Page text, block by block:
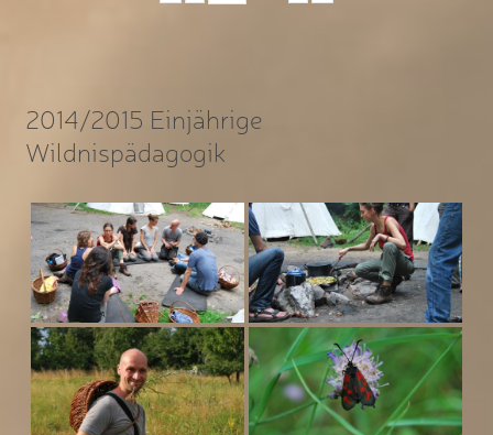
2014/2015 Einjährige
Wildnispädagogik